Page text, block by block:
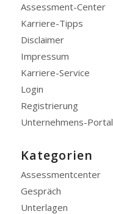
Assessment-Center
Karriere-Tipps
Disclaimer
Impressum
Karriere-Service
Login
Registrierung
Unternehmens-Portal
Kategorien
Assessmentcenter
Gespräch
Unterlagen